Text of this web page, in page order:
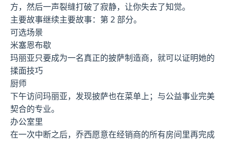
方，然后一声裂缝打破了寂静，让你失去了知觉。
主要故事继续主要故事：第 2 部分。
可选场景
米塞恩布歇
玛丽亚只要成为一名真正的披萨制造商，就可以证明她的
揉面技巧
厨师
下午访问玛丽亚，发现披萨也在菜单上；与公益事业完美
契合的专业。
办公室里
在一次中断之后，乔西愿意在经销商的所有房间里再完成